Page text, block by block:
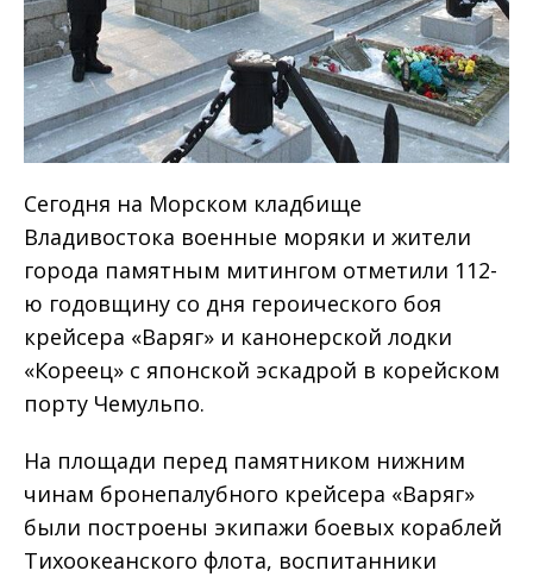
Сегодня на Морском кладбище
Владивостока военные моряки и жители
города памятным митингом отметили 112-
ю годовщину со дня героического боя
крейсера «Варяг» и канонерской лодки
«Кореец» с японской эскадрой в корейском
порту Чемульпо.
На площади перед памятником нижним
чинам бронепалубного крейсера «Варяг»
были построены экипажи боевых кораблей
Тихоокеанского флота, воспитанники